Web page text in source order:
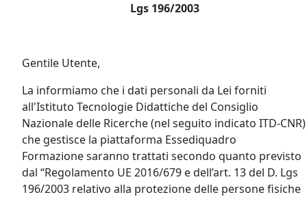
Lgs 196/2003
Gentile Utente,
La informiamo che i dati personali da Lei forniti
all'Istituto Tecnologie Didattiche del Consiglio
Nazionale delle Ricerche (nel seguito indicato ITD-CNR)
che gestisce la piattaforma Essediquadro
Formazione saranno trattati secondo quanto previsto
dal “Regolamento UE 2016/679 e dell’art. 13 del D. Lgs
196/2003 relativo alla protezione delle persone fisiche